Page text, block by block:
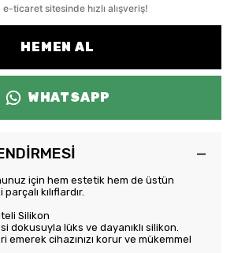
HEMEN AL
WHATSAPP
için hem estetik hem de üstün
kılıflardır.
Silikon
dokusuyla lüks ve dayanıklı silikon.
emerek cihazınızı korur ve mükemmel